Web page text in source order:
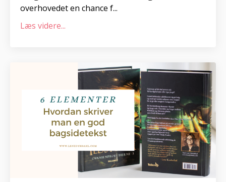
overhovedet en chance f...
Læs videre...